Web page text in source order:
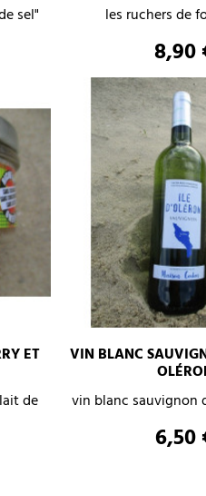
sel"
les ruchers de
Prix
8,90
AJOUTER AU
ET
de
+
VIN BLANC
vin blanc sauvignon
Prix
6,50
AJOUTER AU